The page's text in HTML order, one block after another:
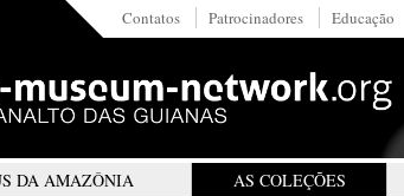
Contatos Patrocinadores Educação
DA AMAZÔNIA AS COLEÇÕES